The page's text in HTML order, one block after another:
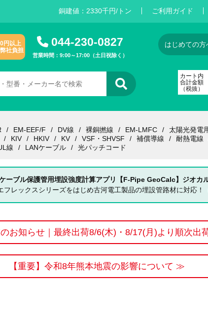
銅建値： 2330千円/トン ご利用ガイド
円以上
社負担
044-230-0827
営業時間：9:00～17:00（土日祝除く）
はじめての方
カート内
合計金額
（税抜）
EM-EEF/F DV線 裸銅撚線 EM-LMFC 太陽光発電
KIV HKIV KV VSF・SHVSF 補償導線 耐熱電線
線 LANケーブル 光パッチコード
ーブル保護管用埋設強度計算アプリ【F-Pipe GeoCalc】ジオカ
レックスシリーズをはじめ古河電工製品の埋設管路材に対応！
お知らせ｜最終出荷8/6(木)・8/17(月)より順次出
【重要】令和8年熊本地震の影響について ≫